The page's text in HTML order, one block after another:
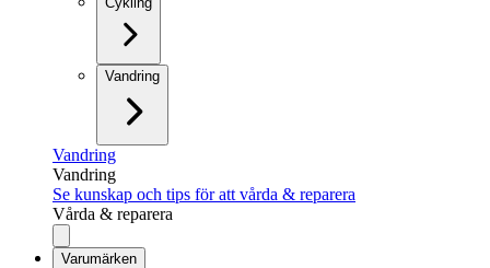
Vandring
Vandring
Vandring
Se kunskap och tips för att vårda & reparera
Vårda & reparera
Varumärken